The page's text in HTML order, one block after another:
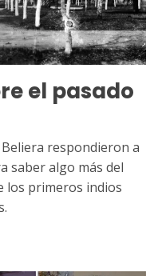
el pasado
respondieron a
saber algo más del
los primeros indios